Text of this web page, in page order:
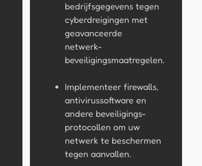
bedrijfsgegevens tegen
cyberdreigingen met
geavanceerde
netwerk-
beveiligingsmaatregelen.
Implementeer firewalls,
antivirussoftware en
andere beveiligings-
protocollen om uw
netwerk te beschermen
tegen aanvallen.